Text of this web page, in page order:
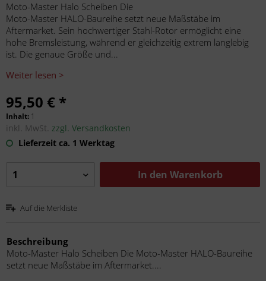
Moto-Master Halo Scheiben Die
Moto-Master HALO-Baureihe setzt neue Maßstäbe im
Aftermarket. Sein hochwertiger Stahl-Rotor ermöglicht eine
hohe Bremsleistung, während er gleichzeitig extrem langlebig
ist. Die genaue Größe und...
Weiter lesen >
95,50 € *
Inhalt: 1
inkl. MwSt. zzgl. Versandkosten
Lieferzeit ca. 1 Werktag
In den Warenkorb
Auf die Merkliste
Beschreibung
Moto-Master Halo Scheiben Die Moto-Master HALO-Baureihe
setzt neue Maßstäbe im Aftermarket....